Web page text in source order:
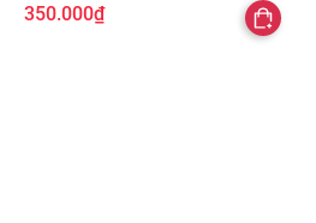
350.000₫